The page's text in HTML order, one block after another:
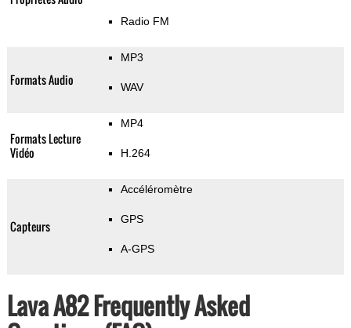
Radio FM
Formats Audio
MP3
WAV
Formats Lecture
Vidéo
MP4
H.264
Capteurs
Accéléromètre
GPS
A-GPS
Lava A82 Frequently Asked